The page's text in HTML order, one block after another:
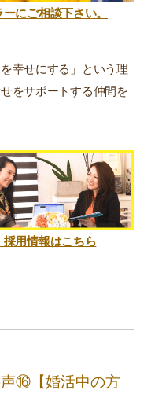
にご相談下さい。
幸せにする」という理
をサポートする仲間を
用情報はこちら
⑯【婚活中の方